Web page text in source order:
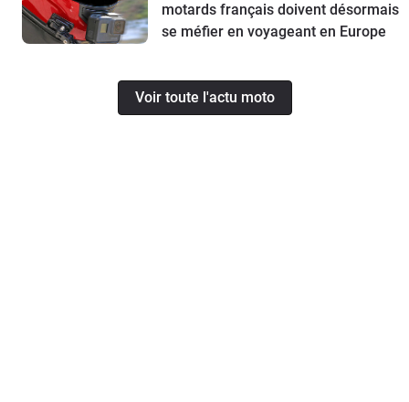
motards français doivent désormais
se méfier en voyageant en Europe
Voir toute l'actu moto